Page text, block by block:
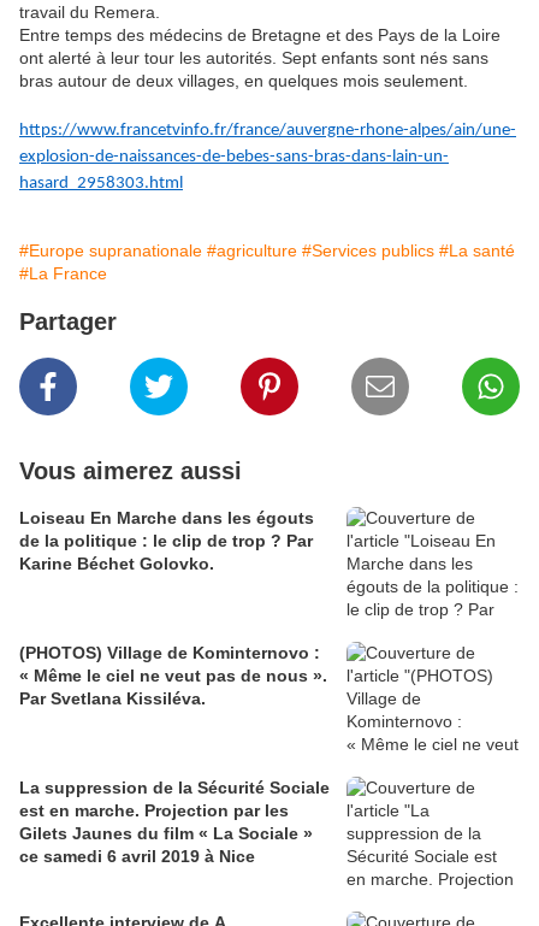
travail du Remera.
Entre temps des médecins de Bretagne et des Pays de la Loire
ont alerté à leur tour les autorités. Sept enfants sont nés sans
bras autour de deux villages, en quelques mois seulement.
https://www.francetvinfo.fr/france/auvergne-rhone-alpes/ain/une-
explosion-de-naissances-de-bebes-sans-bras-dans-lain-un-
hasard_2958303.html
#Europe supranationale #agriculture #Services publics #La santé
#La France
Partager
Vous aimerez aussi
Loiseau En Marche dans les égouts
de la politique : le clip de trop ? Par
Karine Béchet Golovko.
(PHOTOS) Village de Kominternovo :
« Même le ciel ne veut pas de nous ».
Par Svetlana Kissiléva.
La suppression de la Sécurité Sociale
est en marche. Projection par les
Gilets Jaunes du film « La Sociale »
ce samedi 6 avril 2019 à Nice